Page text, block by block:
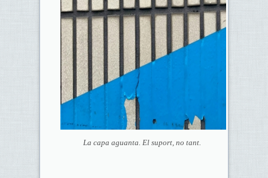
La capa aguanta. El suport, no tant.